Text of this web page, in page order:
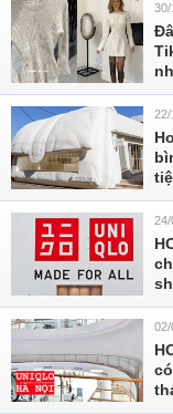
30/
22/
24/
02/